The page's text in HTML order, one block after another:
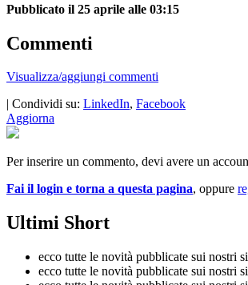
Pubblicato il 25 aprile alle 03:15
Commenti
Visualizza/aggiungi commenti
| Condividi su: LinkedIn, Facebook
Aggiorna
Per inserire un commento, devi avere un
Fai il login e torna a questa pagina, oppure
Ultimi Short
ecco tutte le novità pubblicate sui nostri
ecco tutte le novità pubblicate sui nostri